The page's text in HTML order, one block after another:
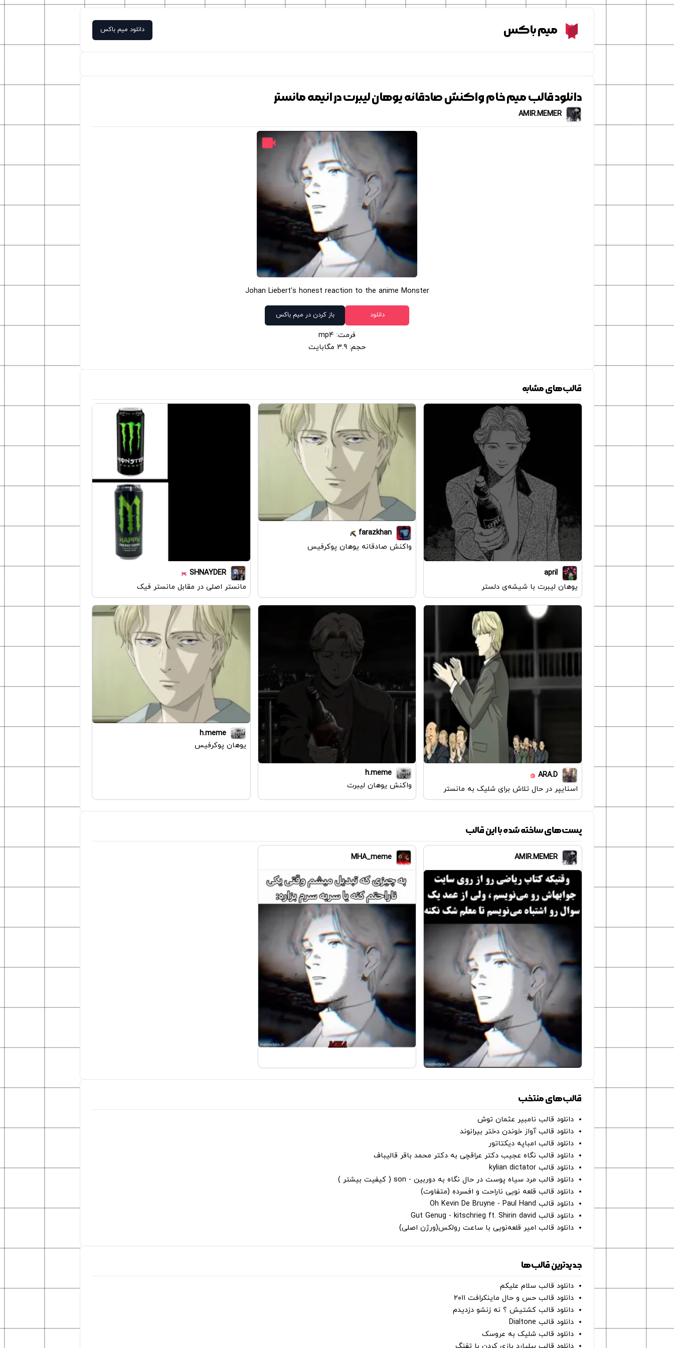
Meme Boxمیم باکس دانلود میم باکس
دانلود قالب میم خام واکنش صادقانه یوهان لیبرت در انیمه مانستر
AMIR.MEMER
Johan Liebert's honest reaction to the anime Monster
دانلود باز کردن در میم باکس
فرمت: mp4
حجم: 3.9 مگابایت
قالب‌های مشابه
april
یوهان لیبرت با شیشه‌ی دلستر
farazkhan
واکنش صادقانه یوهان پوکرفیس
SHNAYDER
مانستر اصلی در مقابل مانستر فیک
ARA.D
اسنایپر در حال تلاش برای شلیک به مانستر
h.meme
واکنش یوهان لیبرت
h.meme
یوهان پوکرفیس
پست‌های ساخته شده با این قالب
AMIR.MEMER
MHA_meme
قالب‌های منتخب
دانلود قالب نامبیر عثمان ‌توش
دانلود قالب آواز خوندن دختر بیرانوند
دانلود قالب امباپه دیکتاتور
دانلود قالب نگاه عجیب دکتر عراقچی به دکتر محمد باقر قالیباف
دانلود قالب kylian dictator
دانلود قالب مرد سیاه پوست در حال نگاه به دوربین - son ( کیفیت بیشتر )
دانلود قالب قلعه نویی ناراحت و افسرده (متفاوت)
دانلود قالب Oh Kevin De Bruyne - Paul Hand
دانلود قالب Gut Genug - kitschrieg ft. Shirin david
دانلود قالب امیر قلعه‌نویی با ساعت رولکس(ورژن اصلی)
جدیدترین قالب‌ها
دانلود قالب سلام علیکم
دانلود قالب حس و حال ماینکرافت ۲۰۱۱
دانلود قالب کشتیش ؟ نه زنشو دزدیدم
دانلود قالب Dialtone
دانلود قالب شلیک به عروسک
دانلود قالب بیلیارد بازی کردن با تفنگ